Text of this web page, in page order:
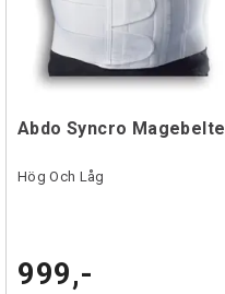
Abdo Syncro Magebelte
Hög Och Låg
999,-